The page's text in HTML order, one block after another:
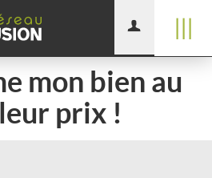
mon bien au
prix !